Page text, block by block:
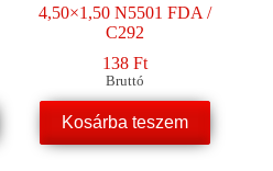
4,50×1,50 N5501 FDA /
C292
138 Ft
Bruttó
Kosárba teszem